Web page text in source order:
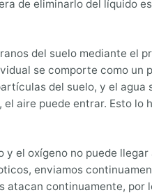
de eliminarlo del líquido
del suelo mediante el
se comporte como un
del suelo, y el
aire puede entrar. Esto
el oxígeno no puede
enviamos
continuamente, por